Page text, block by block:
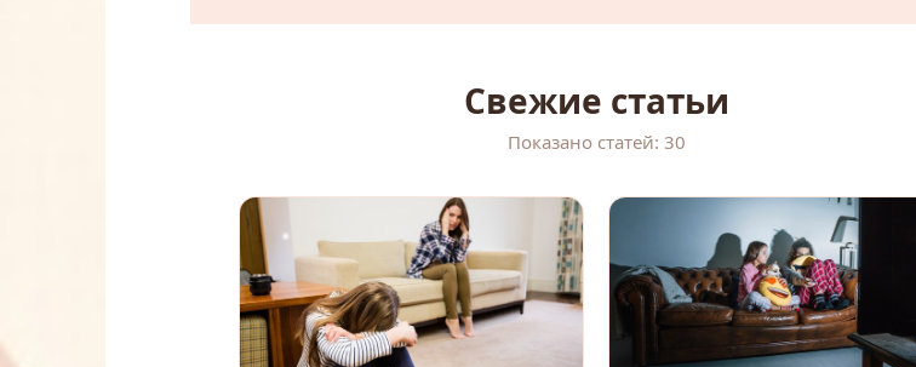
Свежие статьи
Показано статей: 30